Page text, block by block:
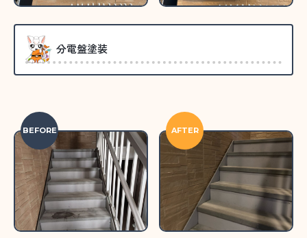
分電盤塗装
BEFORE AFTER